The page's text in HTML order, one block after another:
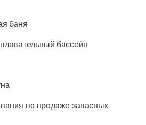
баня
бассейн
по продаже запасных